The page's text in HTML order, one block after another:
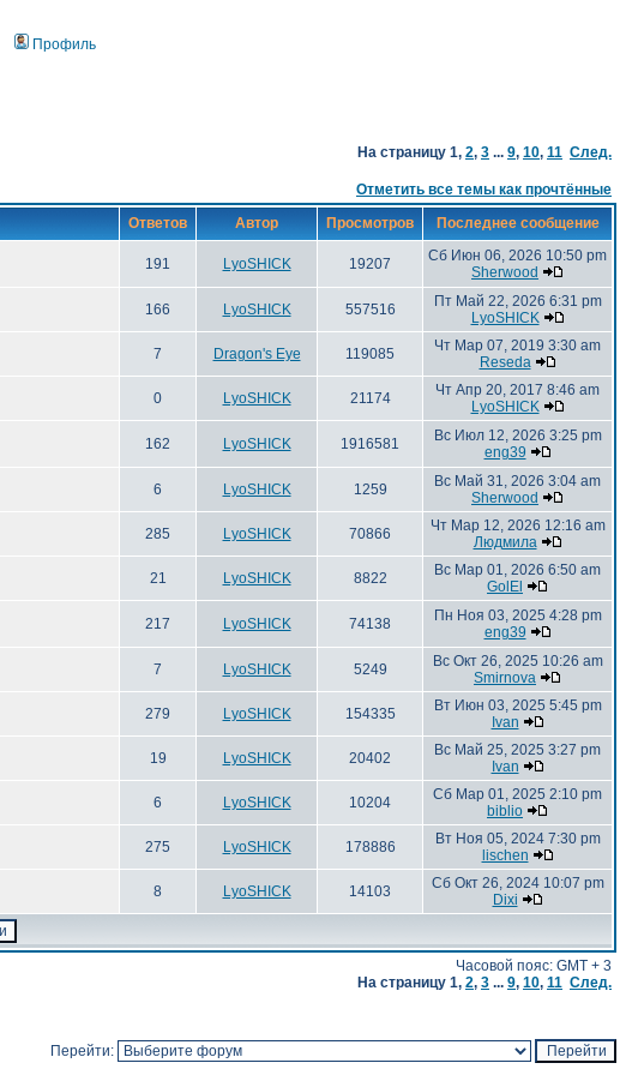
Профиль
На страницу 1, 2, 3 ... 9, 10, 11 След.
Отметить все темы как прочтённые
Ответов Автор Просмотров
Последнее сообщение
191 LyoSHICK 19207
Сб Июн 06, 2026 10:50 pm
Sherwood
166 LyoSHICK 557516
Пт Май 22, 2026 6:31 pm
LyoSHICK
7 Dragon's Eye 119085
Чт Мар 07, 2019 3:30 am
Reseda
0 LyoSHICK 21174
Чт Апр 20, 2017 8:46 am
LyoSHICK
162 LyoSHICK 1916581
Вс Июл 12, 2026 3:25 pm
eng39
6 LyoSHICK 1259
Вс Май 31, 2026 3:04 am
Sherwood
285 LyoSHICK 70866
Чт Мар 12, 2026 12:16 am
Людмила
21 LyoSHICK 8822
Вс Мар 01, 2026 6:50 am
GolEl
217 LyoSHICK 74138
Пн Ноя 03, 2025 4:28 pm
eng39
7 LyoSHICK 5249
Вс Окт 26, 2025 10:26 am
Smirnova
279 LyoSHICK 154335
Вт Июн 03, 2025 5:45 pm
Ivan
19 LyoSHICK 20402
Вс Май 25, 2025 3:27 pm
Ivan
6 LyoSHICK 10204
Сб Мар 01, 2025 2:10 pm
biblio
275 LyoSHICK 178886
Вт Ноя 05, 2024 7:30 pm
lischen
8 LyoSHICK 14103
Сб Окт 26, 2024 10:07 pm
Dixi
Часовой пояс: GMT + 3
На страницу 1, 2, 3 ... 9, 10, 11 След.
Перейти: